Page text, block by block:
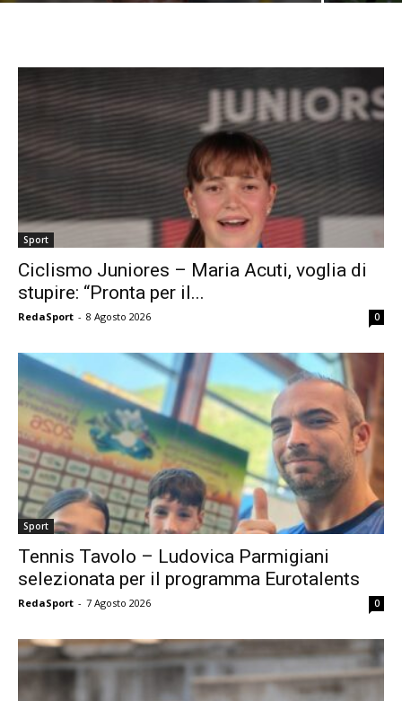
Sport
Ciclismo Juniores – Maria Acuti, voglia di
stupire: “Pronta per il...
RedaSport - 8 Agosto 2026 0
Sport
Tennis Tavolo – Ludovica Parmigiani
selezionata per il programma Eurotalents
RedaSport - 7 Agosto 2026 0